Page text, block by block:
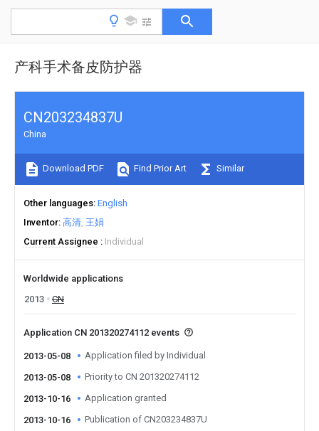
产科手术备皮防护器
CN203234837U
China
Download PDF Find Prior Art Similar
Other languages English
Inventor 高清 王娟
Current Assignee
Individual
Worldwide applications
2013
CN
Application CN 201320274112 events
2013-05-08 Application filed by Individual
2013-05-08 Priority to CN 201320274112
2013-10-16 Application granted
2013-10-16 Publication of CN203234837U